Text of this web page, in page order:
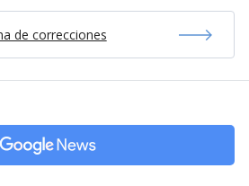
de correcciones